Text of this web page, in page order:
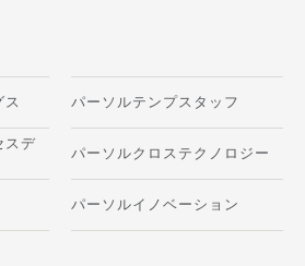
ス パーソルテンプスタッフ
スデ
パーソルクロステクノロジー
パーソルイノベーション